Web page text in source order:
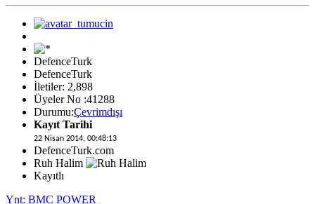
DefenceTurk
DefenceTurk
İletiler: 2,898
Üyeler No :41288
Durumu:Çevrimdışı
Kayıt Tarihi
22 Nisan 2014, 00:48:13
DefenceTurk.com
Ruh Halim
Kayıtlı
Ynt: BMC POWER